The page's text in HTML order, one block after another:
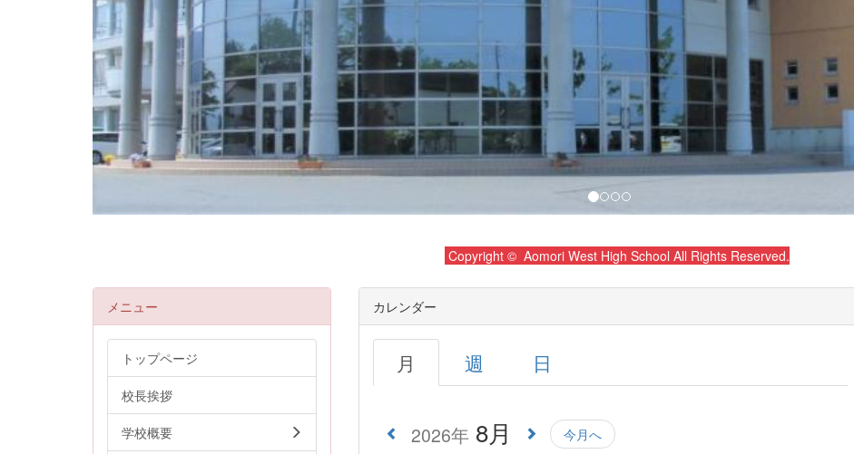
Copyright © Aomori West High School All Rights Reserved.
カレンダー
月 週 日
2026年 8月 今月へ
メニュー
トップページ
校長挨拶
学校概要